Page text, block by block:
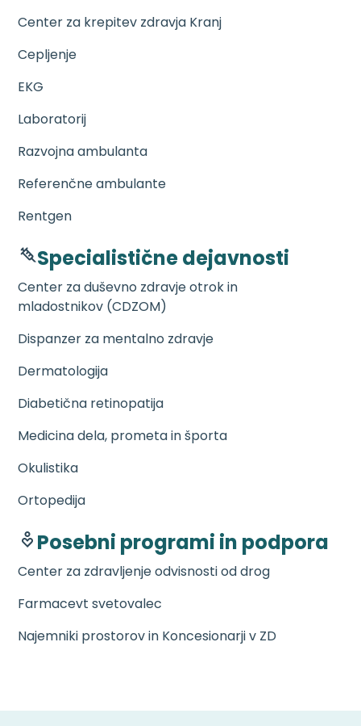
Center za krepitev zdravja Kranj
Cepljenje
EKG
Laboratorij
Razvojna ambulanta
Referenčne ambulante
Rentgen
Specialistične dejavnosti
Center za duševno zdravje otrok in
mladostnikov (CDZOM)
Dispanzer za mentalno zdravje
Dermatologija
Diabetična retinopatija
Medicina dela, prometa in športa
Okulistika
Ortopedija
Posebni programi in podpora
Center za zdravljenje odvisnosti od drog
Farmacevt svetovalec
Najemniki prostorov in Koncesionarji v ZD